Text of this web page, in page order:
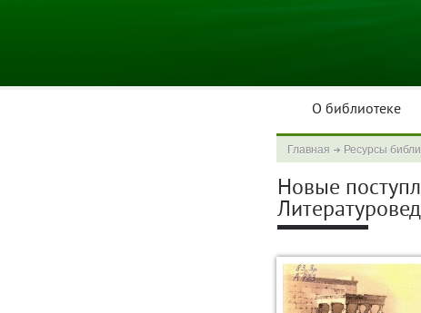
О библиотеке
Главная Ресурсы
Новые